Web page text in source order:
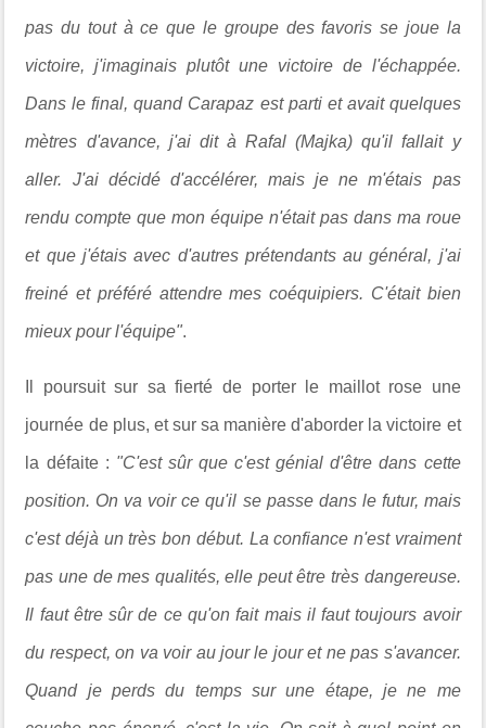
pas du tout à ce que le groupe des favoris se joue la
victoire, j'imaginais plutôt une victoire de l'échappée.
Dans le final, quand Carapaz est parti et avait quelques
mètres d'avance, j'ai dit à Rafal (Majka) qu'il fallait y
aller. J'ai décidé d'accélérer, mais je ne m'étais pas
rendu compte que mon équipe n'était pas dans ma roue
et que j'étais avec d'autres prétendants au général, j'ai
freiné et préféré attendre mes coéquipiers. C'était bien
mieux pour l'équipe".
Il poursuit sur sa fierté de porter le maillot rose une
journée de plus, et sur sa manière d'aborder la victoire et
la défaite : "C'est sûr que c'est génial d'être dans cette
position. On va voir ce qu'il se passe dans le futur, mais
c'est déjà un très bon début. La confiance n'est vraiment
pas une de mes qualités, elle peut être très dangereuse.
Il faut être sûr de ce qu'on fait mais il faut toujours avoir
du respect, on va voir au jour le jour et ne pas s'avancer.
Quand je perds du temps sur une étape, je ne me